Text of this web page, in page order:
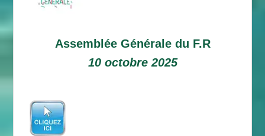
Assemblée Générale du F.R
10 octobre 2025